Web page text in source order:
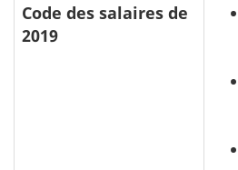
Code des salaires de
2019